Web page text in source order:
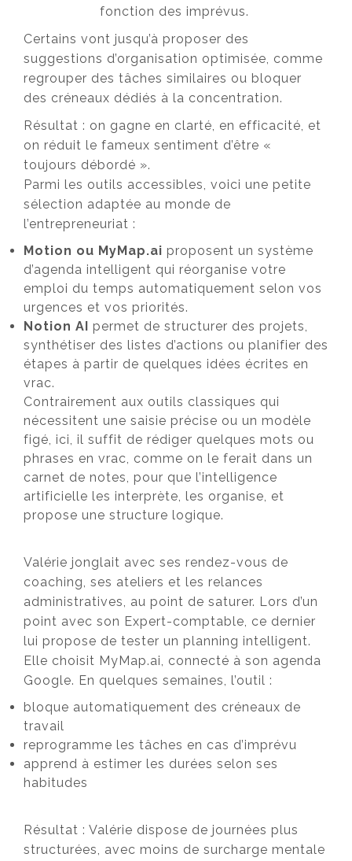
fonction des imprévus.
Certains vont jusqu’à proposer des
suggestions d’organisation optimisée, comme
regrouper des tâches similaires ou bloquer
des créneaux dédiés à la concentration.
Résultat : on gagne en clarté, en efficacité, et
on réduit le fameux sentiment d’être «
toujours débordé ».
Parmi les outils accessibles, voici une petite
sélection adaptée au monde de
l’entrepreneuriat :
Motion ou MyMap.ai proposent un système
d’agenda intelligent qui réorganise votre
emploi du temps automatiquement selon vos
urgences et vos priorités.
Notion AI permet de structurer des projets,
synthétiser des listes d’actions ou planifier des
étapes à partir de quelques idées écrites en
vrac.
Contrairement aux outils classiques qui
nécessitent une saisie précise ou un modèle
figé, ici, il suffit de rédiger quelques mots ou
phrases en vrac, comme on le ferait dans un
carnet de notes, pour que l’intelligence
artificielle les interprète, les organise, et
propose une structure logique.
Valérie jonglait avec ses rendez-vous de
coaching, ses ateliers et les relances
administratives, au point de saturer. Lors d’un
point avec son Expert-comptable, ce dernier
lui propose de tester un planning intelligent.
Elle choisit MyMap.ai, connecté à son agenda
Google. En quelques semaines, l’outil :
bloque automatiquement des créneaux de
travail
reprogramme les tâches en cas d’imprévu
apprend à estimer les durées selon ses
habitudes
Résultat : Valérie dispose de journées plus
structurées, avec moins de surcharge mentale